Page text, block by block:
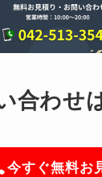
合わせ
今すぐ無料お